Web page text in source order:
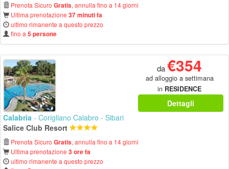
Prenota Sicuro Gratis, annulla fino a 14 giorni
Ultima prenotazione 37 minuti fa
ultimo rimanente a questo prezzo
fino a 5 persone
da€354
ad alloggio a settimana
in RESIDENCE
Dettagli
Calabria - Corigliano Calabro - Sibari
Salice Club Resort
Prenota Sicuro Gratis, annulla fino a 14 giorni
Ultima prenotazione 3 ore fa
ultimo rimanente a questo prezzo